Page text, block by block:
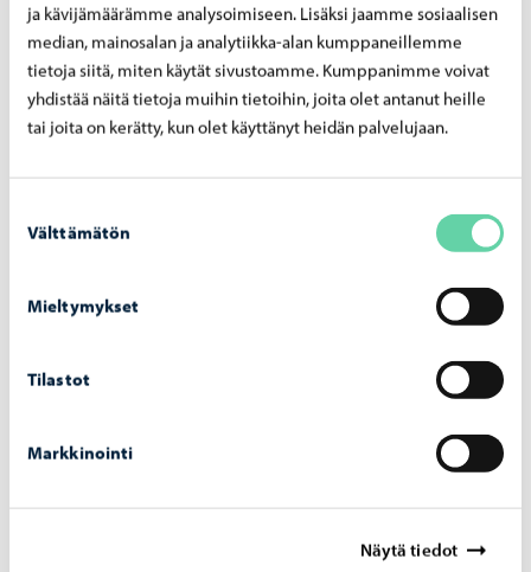
ja kävijämäärämme analysoimiseen. Lisäksi jaamme sosiaalisen
median, mainosalan ja analytiikka-alan kumppaneillemme
tietoja siitä, miten käytät sivustoamme. Kumppanimme voivat
yhdistää näitä tietoja muihin tietoihin, joita olet antanut heille
tai joita on kerätty, kun olet käyttänyt heidän palvelujaan.
valinta
Välttämätön
Mieltymykset
Tilastot
Markkinointi
Näytä tiedot
• MAOL-digitaulukko. Kaikilla matematiikan kursseilla
käytetään digitaulukkoa.
Oppikirjat
Kurssi 4: Voima ja liike -digikirja
Kurssi 6: Sähkömagnetismi -digikirja
Kemia
Yo-kertauskurssimateriaalit – MAFY-valmennus
Kurssi 3 = BI4: Iiris4 SanomaPro (lops2021)